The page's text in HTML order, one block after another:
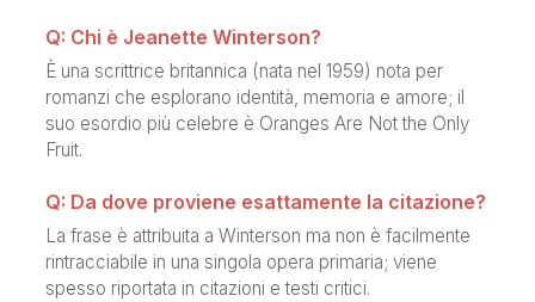
Q: Chi è Jeanette Winterson?
È una scrittrice britannica (nata nel 1959) nota per
romanzi che esplorano identità, memoria e amore; il
suo esordio più celebre è Oranges Are Not the Only
Fruit.
Q: Da dove proviene esattamente la citazione?
La frase è attribuita a Winterson ma non è facilmente
rintracciabile in una singola opera primaria; viene
spesso riportata in citazioni e testi critici.